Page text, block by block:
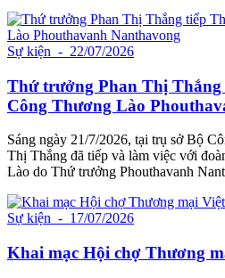
Sự kiện - 22/07/2026
Thứ trưởng Phan Thị
Công Thương Lào
Sáng ngày 21/7/2026, tại trụ sở Bộ
Thị Thắng đã tiếp và làm việc với
Lào do Thứ trưởng Phouthavanh
Sự kiện - 17/07/2026
Khai mạc Hội chợ Thương